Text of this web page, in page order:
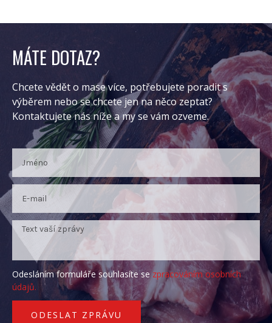
MÁTE DOTAZ?
Chcete vědět o mase více, potřebujete poradit s
výběrem nebo se chcete jen na něco zeptat?
Kontaktujete nás níže a my se vám ozveme.
Odesláním formuláře souhlasíte sezpracováním osobních
údajů.
ODESLAT ZPRÁVU